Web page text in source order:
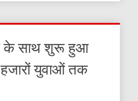
के साथ शुरू हुआ
हजारों युवाओं तक